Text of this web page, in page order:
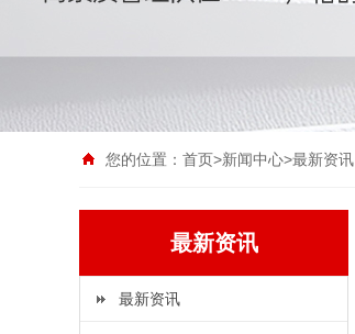
您的位置： 首页>新闻中心>最新资讯
最新资讯
最新资讯